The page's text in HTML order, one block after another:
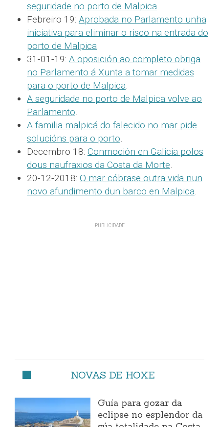
seguridade no porto de Malpica.
Febreiro 19: Aprobada no Parlamento unha
iniciativa para eliminar o risco na entrada do
porto de Malpica.
31-01-19: A oposición ao completo obriga
no Parlamento á Xunta a tomar medidas
para o porto de Malpica.
A seguridade no porto de Malpica volve ao
Parlamento.
A familia malpicá do falecido no mar pide
solucións para o porto.
Decembro 18: Conmoción en Galicia polos
dous naufraxios da Costa da Morte.
20-12-2018: O mar cóbrase outra vida nun
novo afundimento dun barco en Malpica.
NOVAS DE HOXE
Guía para gozar da
eclipse no esplendor da